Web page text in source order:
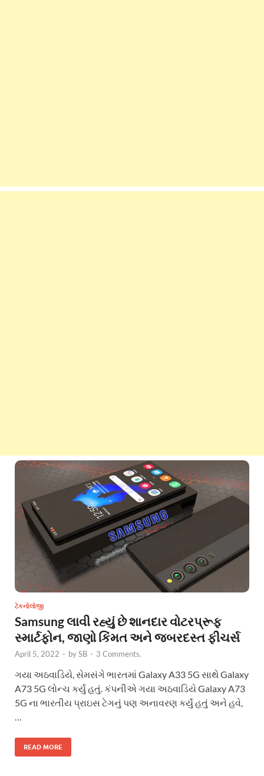
ટેકનોલોજી
Samsung લાવી રહ્યું છે શાનદાર વોટરપ્રૂફ
સ્માર્ટફોન, જાણો કિંમત અને જબરદસ્ત ફીચર્સ
April 5, 2022 - bySB - 3 Comments.
ગયા અઠવાડિયે, સેમસંગે ભારતમાં Galaxy A33 5G સાથે Galaxy
A73 5G લોન્ચ કર્યું હતું. કંપનીએ ગયા અઠવાડિયે Galaxy A73
5G ના ભારતીય પ્રાઇસ ટેગનું પણ અનાવરણ કર્યું હતું અને હવે,
…
READ MORE